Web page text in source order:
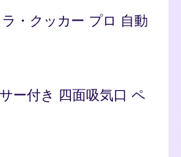
・クッカー プロ 自動
ー付き 四面吸気口 ペ